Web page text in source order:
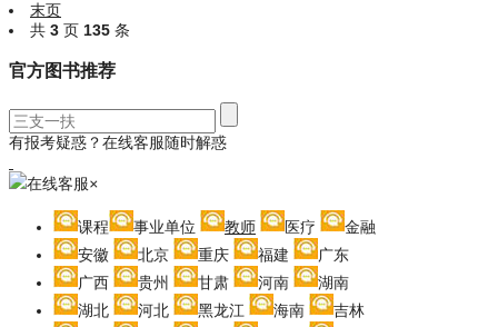
末页
共 3 页 135 条
官方图书推荐
有报考疑惑？在线客服随时解惑
在线客服×
课程 事业单位 教师 医疗
金融
安徽
北京 重庆 福建
广东
广西
贵州 甘肃 河南
湖南
湖北
河北 黑龙江 海南
吉林